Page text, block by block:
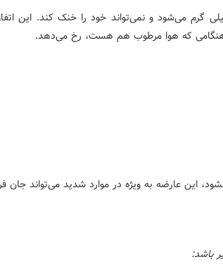
گرم می‌شود و نمی‌تواند خود را خنک کند. این
هنگامی که هوا مرطوب هم هست، رخ می‌دهد.
این عارضه به‌ ویژه در موارد شدید می‌تواند جان
باشد: